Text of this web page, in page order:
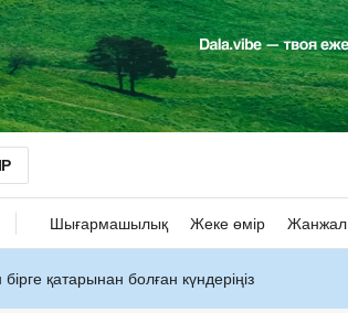
Шығармашылық Жеке өмір Жанжал
бірге қатарынан болған күндеріңіз